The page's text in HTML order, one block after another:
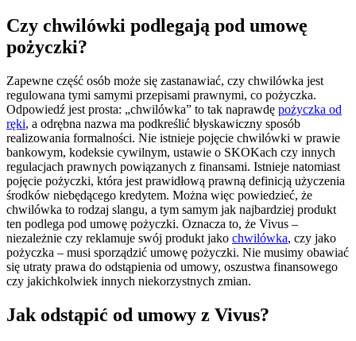
Czy chwilówki podlegają pod umowę
pożyczki?
Zapewne część osób może się zastanawiać, czy chwilówka jest
regulowana tymi samymi przepisami prawnymi, co pożyczka.
Odpowiedź jest prosta: „chwilówka” to tak naprawdę pożyczka od
ręki, a odrębna nazwa ma podkreślić błyskawiczny sposób
realizowania formalności. Nie istnieje pojęcie chwilówki w prawie
bankowym, kodeksie cywilnym, ustawie o SKOKach czy innych
regulacjach prawnych powiązanych z finansami. Istnieje natomiast
pojęcie pożyczki, która jest prawidłową prawną definicją użyczenia
środków niebędącego kredytem. Można więc powiedzieć, że
chwilówka to rodzaj slangu, a tym samym jak najbardziej produkt
ten podlega pod umowę pożyczki. Oznacza to, że Vivus –
niezależnie czy reklamuje swój produkt jako chwilówka, czy jako
pożyczka – musi sporządzić umowę pożyczki. Nie musimy obawiać
się utraty prawa do odstąpienia od umowy, oszustwa finansowego
czy jakichkolwiek innych niekorzystnych zmian.
Jak odstąpić od umowy z Vivus?